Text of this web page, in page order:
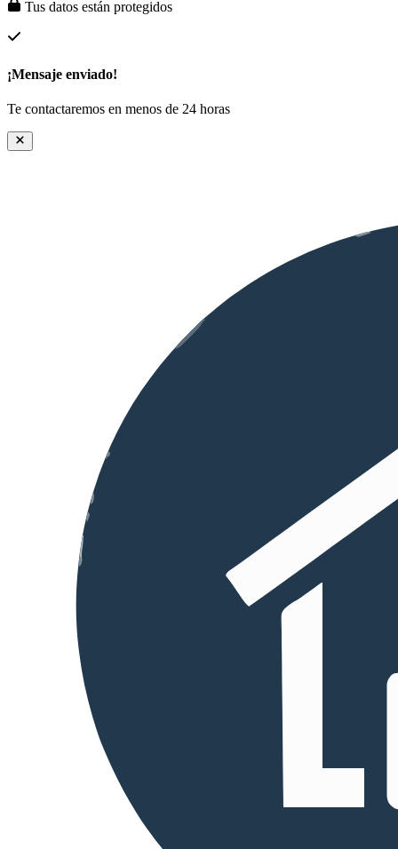
Tus datos están protegidos
¡Mensaje enviado!
Te contactaremos en menos de 24 horas